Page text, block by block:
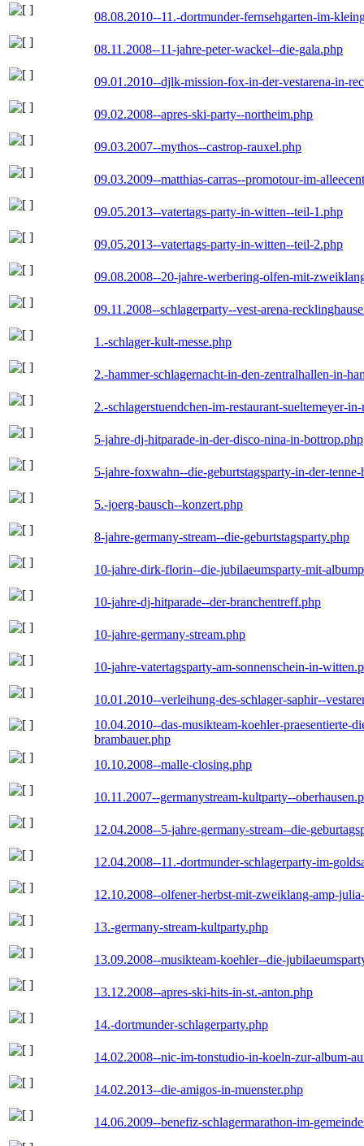
08.08.2010--11.-dortmunder-fernsehgarten-im-
08.11.2008--11-jahre-peter-wackel--die-gala.php
09.01.2010--djlk-mission-fox-in-der-vestarena-in-
09.02.2008--apres-ski-party--northeim.php
09.03.2007--mythos--castrop-rauxel.php
09.03.2009--matthias-carras--promotour-im-
09.05.2013--vatertags-party-in-witten--teil-1.php
09.05.2013--vatertags-party-in-witten--teil-2.php
09.08.2008--20-jahre-werbering-olfen-mit-
09.11.2008--schlagerparty--vest-arena-
1.-schlager-kult-messe.php
2.-hammer-schlagernacht-in-den-zentralhallen-in-
2.-schlagerstuendchen-im-restaurant-sueltemeyer-
5-jahre-dj-hitparade-in-der-disco-nina-in-bottrop.php
5-jahre-foxwahn--die-geburtstagsparty-in-der-tenne-
5.-joerg-bausch--konzert.php
8-jahre-germany-stream--die-geburtstagsparty.php
10-jahre-dirk-florin--die-jubilaeumsparty-mit-
10-jahre-dj-hitparade--der-branchentreff.php
10-jahre-germany-stream.php
10-jahre-vatertagsparty-am-sonnenschein-in-
10.01.2010--verleihung-des-schlager-saphir--
10.04.2010--das-musikteam-koehler-praesentierte-
brambauer.php
10.10.2008--malle-closing.php
10.11.2007--germanystream-kultparty--
12.04.2008--5-jahre-germany-stream--die-
12.04.2008--11.-dortmunder-schlagerparty-im-
12.10.2008--olfener-herbst-mit-zweiklang-amp-
13.-germany-stream-kultparty.php
13.09.2008--musikteam-koehler--die-
13.12.2008--apres-ski-hits-in-st.-anton.php
14.-dortmunder-schlagerparty.php
14.02.2008--nic-im-tonstudio-in-koeln-zur-album-
14.02.2013--die-amigos-in-muenster.php
14.06.2009--benefiz-schlagermarathon-im-